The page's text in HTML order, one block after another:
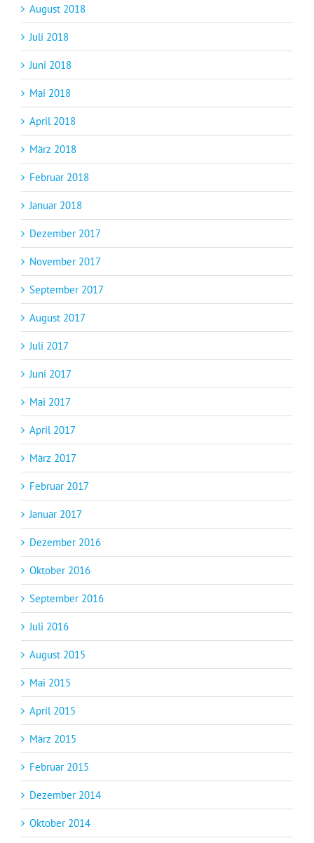
August 2018
Juli 2018
Juni 2018
Mai 2018
April 2018
März 2018
Februar 2018
Januar 2018
Dezember 2017
November 2017
September 2017
August 2017
Juli 2017
Juni 2017
Mai 2017
April 2017
März 2017
Februar 2017
Januar 2017
Dezember 2016
Oktober 2016
September 2016
Juli 2016
August 2015
Mai 2015
April 2015
März 2015
Februar 2015
Dezember 2014
Oktober 2014